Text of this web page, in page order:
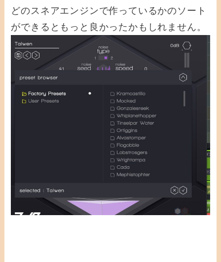
どのスネアエンジンで作っているかのソート
ができるともっと良かったかもしれません。